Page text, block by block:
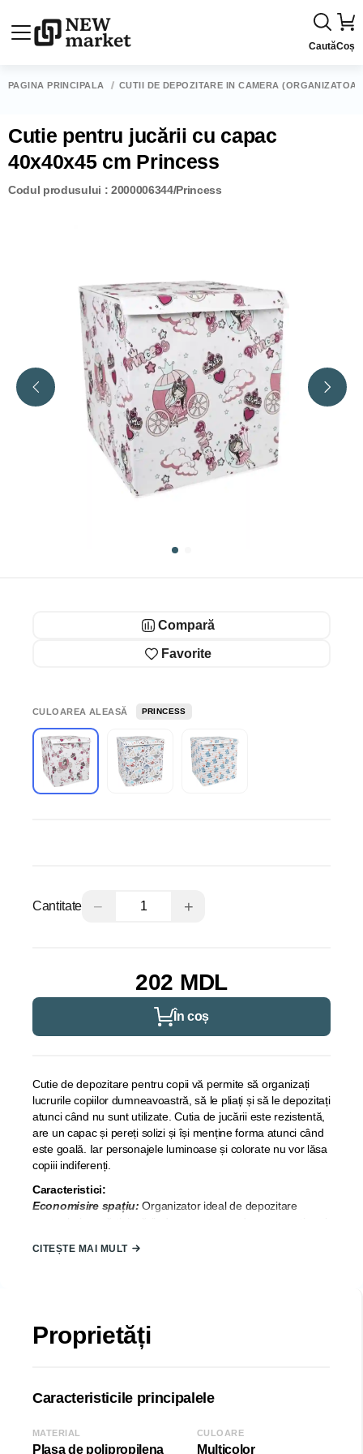
CautăCoș
PAGINA PRINCIPALĂ CUTII DE DEPOZITARE ÎN CAMERĂ
Cutie pentru jucării cu capac
40x40x45 cm Princess
Codul produsului : 2000006344/Princess
Compară
Favorite
CULOAREA ALEASĂ PRINCESS
Cantitate − +
202 MDL
În coș
Cutie de depozitare pentru copii vă permite să organizați
lucrurile copiilor dumneavoastră, să le pliați și să le depozitați
atunci când nu sunt utilizate. Cutia de jucării este rezistentă,
are un capac și pereți solizi și își menține forma atunci când
este goală. Iar personajele luminoase și colorate nu vor lăsa
copiii indiferenți.
Caracteristici:
Economisire spațiu:Organizator ideal de depozitare
Pliabil:Cutia de depozitare poate fi pliată atunci când nu
realizată din plasă de polipropilenă de înaltă calitate, care
este ecologică. Materialul țesăturii este durabil și lavabil.
Țara de origine:TURCIA.
CITEȘTE MAI MULT
Proprietăți
Caracteristicile principalele
MATERIAL
Plasa de polipropilena
CULOARE
Multicolor